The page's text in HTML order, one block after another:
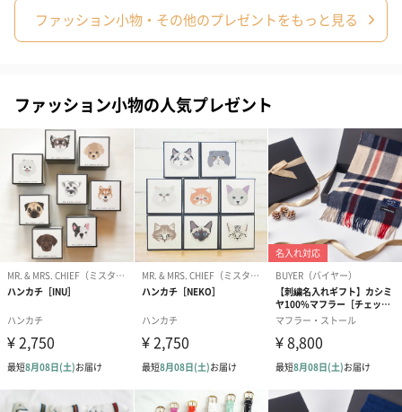
ファッション小物・その他のプレゼントをもっと見る
ファッション小物の人気プレゼント